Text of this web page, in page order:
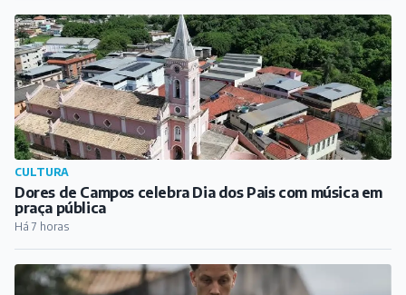
ESPORTE
Ian Luccas deixa o Athletic e acerta transferência para
o Alverca, de Portugal
Há 8 horas